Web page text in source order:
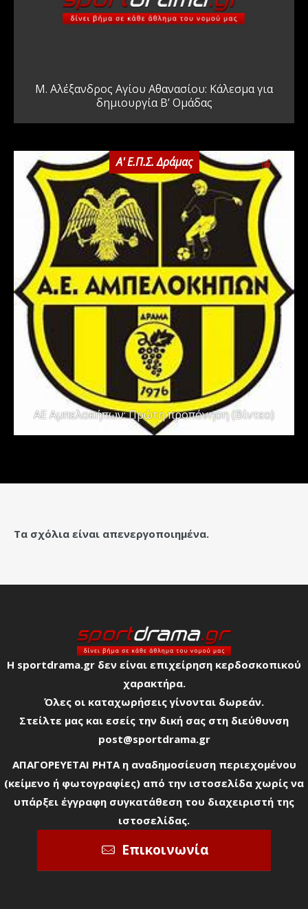
Μ. Αλέξανδρος Αγίου Αθανασίου: Κάλεσμα για
δημιουργία Β’ Ομάδας
Α' Ε.Π.Σ. Δράμας 0
ΑΕ Αμπελοκήπων: Πρώτη προπόνηση (Βίντεο)
Τα σχόλια είναι απενεργοποιημένα.
Η sportdrama.gr δεν είναι επιχείρηση κερδοσκοπικού
χαρακτήρα.
Όλες οι καταχωρήσεις γίνονται δωρεάν.
Στείλτε μας και εσείς την δική σας στη διεύθυνση
post@sportdrama.gr
ΑΠΑΓΟΡΕΥΕΤΑΙ ΡΗΤΑ η αναδημοσίευση περιεχομένου
(κείμενο ή φωτογραφίες) από την ιστοσελίδα χωρίς να
υπάρξει έγγραφη συγκατάθεση του διαχειριστή της
ιστοσελίδας.
Επικοινωνία